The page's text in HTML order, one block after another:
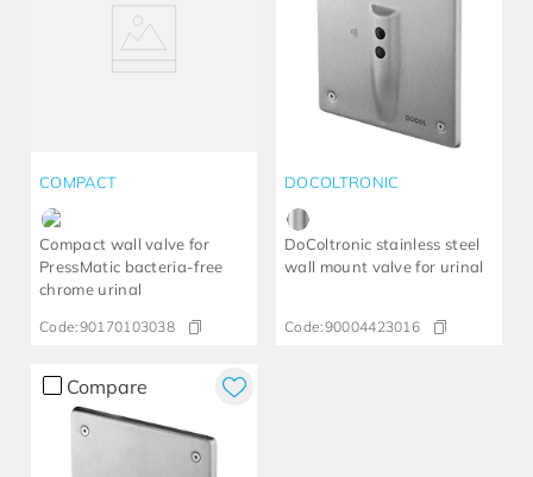
COMPACT
Compact wall valve for
PressMatic bacteria-free
chrome urinal
Code:90170103038
DOCOLTRONIC
DoColtronic stainless steel
wall mount valve for urinal
Code:90004423016
Compare